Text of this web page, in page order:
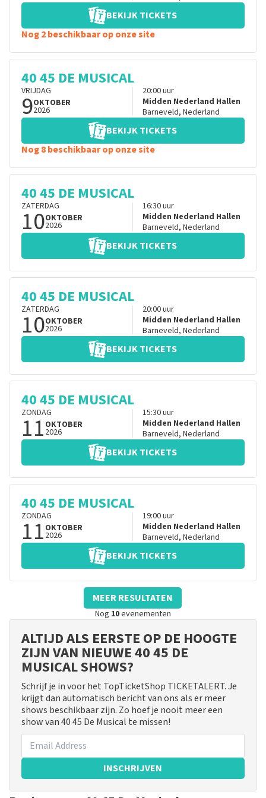
BEKIJK TICKETS
Nog 2 beschikbaar op onze site
40 45 DE MUSICAL
VRIJDAG
9OKTOBER
2026
20:00uur
Midden Nederland Hallen
Barneveld, Nederland
BEKIJK TICKETS
Nog 8 beschikbaar op onze site
40 45 DE MUSICAL
ZATERDAG
10OKTOBER
2026
16:30uur
Midden Nederland Hallen
Barneveld, Nederland
BEKIJK TICKETS
40 45 DE MUSICAL
ZATERDAG
10OKTOBER
2026
20:00uur
Midden Nederland Hallen
Barneveld, Nederland
BEKIJK TICKETS
40 45 DE MUSICAL
ZONDAG
11 OKTOBER
2026
15:30uur
Midden Nederland Hallen
Barneveld, Nederland
BEKIJK TICKETS
40 45 DE MUSICAL
ZONDAG
11 OKTOBER
2026
19:00uur
Midden Nederland Hallen
Barneveld, Nederland
BEKIJK TICKETS
MEER RESULTATEN
Nog 10evenementen
ALTIJD ALS EERSTE OP DE HOOGTE
ZIJN VAN NIEUWE 40 45 DE
MUSICAL SHOWS?
Schrijf je in voor het TopTicketShop TICKETALERT. Je
krijgt dan automatisch bericht van ons als er meer
shows beschikbaar zijn. Zo hoef je nooit meer een
show van 40 45 De Musical te missen!
INSCHRIJVEN